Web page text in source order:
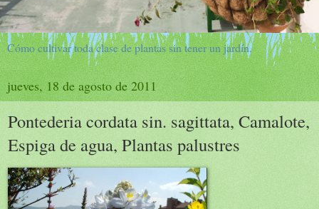
Cómo cultivar toda clase de plantas sin tener un jardín.
jueves, 18 de agosto de 2011
Pontederia cordata sin. sagittata, Camalote,
Espiga de agua, Plantas palustres